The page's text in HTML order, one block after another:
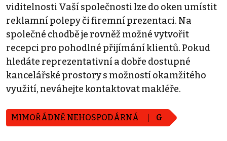
viditelnosti Vaší společnosti lze do oken umístit
reklamní polepy či firemní prezentaci. Na
společné chodbě je rovněž možné vytvořit
recepci pro pohodlné přijímání klientů. Pokud
hledáte reprezentativní a dobře dostupné
kancelářské prostory s možností okamžitého
využití, neváhejte kontaktovat makléře.
MIMOŘÁDNĚ NEHOSPODÁRNÁ G